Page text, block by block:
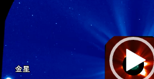
画
プ
レ
ー
ヤ